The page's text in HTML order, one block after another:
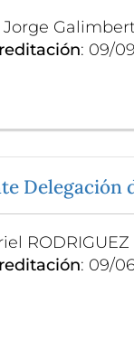
Jorge
: 09/
Delegación
RODRIGUEZ
: 09/